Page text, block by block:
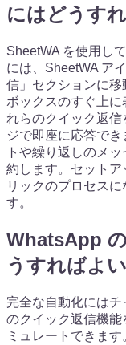
にはどうす
SheetWA を使用し
には、SheetWA ア
信」セクションに移
ボックスのすぐ上
れらのクイック返
ジで即座に応答で
トや繰り返しのメ
約します。セットア
リックのプロセス
す。
WhatsApp
うすればよ
完全な自動化には
のクイック返信機
ミュレートできま